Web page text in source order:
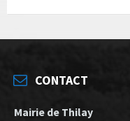
CONTACT
Mairie de Thilay